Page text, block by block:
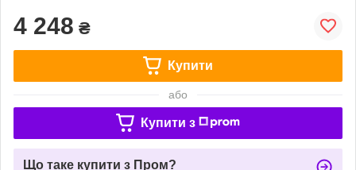
4 248 ₴
Купити
або
Купити з
Що таке купити з Пром?